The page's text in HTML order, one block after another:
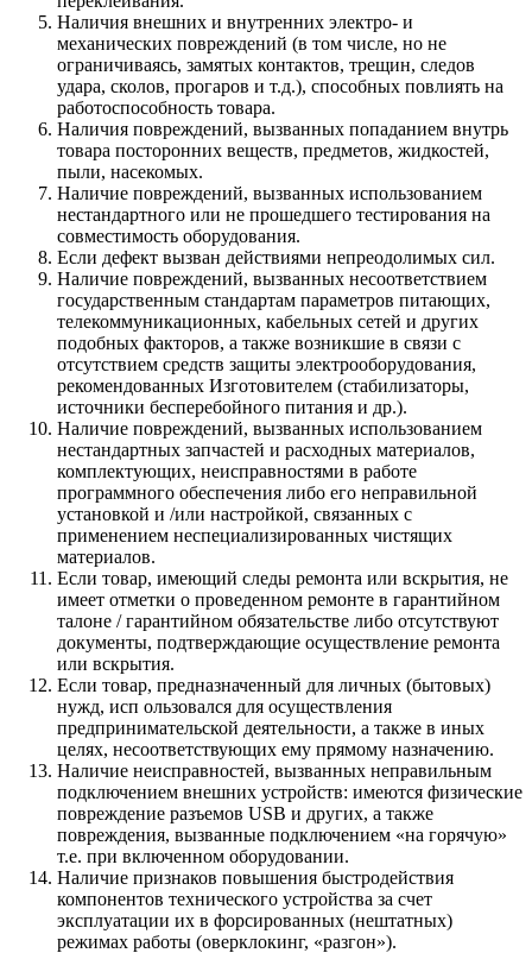
Наличия внешних и внутренних электро- и
механических повреждений (в том числе, но не
ограничиваясь, замятых контактов, трещин, следов
удара, сколов, прогаров и т.д.), способных повлиять на
работоспособность товара.
Наличия повреждений, вызванных попаданием внутрь
товара посторонних веществ, предметов, жидкостей,
пыли, насекомых.
Наличие повреждений, вызванных использованием
нестандартного или не прошедшего тестирования на
совместимость оборудования.
Если дефект вызван действиями непреодолимых сил.
Наличие повреждений, вызванных несоответствием
государственным стандартам параметров питающих,
телекоммуникационных, кабельных сетей и других
подобных факторов, а также возникшие в связи с
отсутствием средств защиты электрооборудования,
рекомендованных Изготовителем (стабилизаторы,
источники бесперебойного питания и др.).
Наличие повреждений, вызванных использованием
нестандартных запчастей и расходных материалов,
комплектующих, неисправностями в работе
программного обеспечения либо его неправильной
установкой и /или настройкой, связанных с
применением неспециализированных чистящих
материалов.
Если товар, имеющий следы ремонта или вскрытия, не
имеет отметки о проведенном ремонте в гарантийном
талоне / гарантийном обязательстве либо отсутствуют
документы, подтверждающие осуществление ремонта
или вскрытия.
Если товар, предназначенный для личных (бытовых)
нужд, исп ользовался для осуществления
предпринимательской деятельности, а также в иных
целях, несоответствующих ему прямому назначению.
Наличие неисправностей, вызванных неправильным
подключением внешних устройств: имеются физические
повреждение разъемов USB и других, а также
повреждения, вызванные подключением «на горячую»
т.е. при включенном оборудовании.
Наличие признаков повышения быстродействия
компонентов технического устройства за счет
эксплуатации их в форсированных (нештатных)
режимах работы (оверклокинг, «разгон»).